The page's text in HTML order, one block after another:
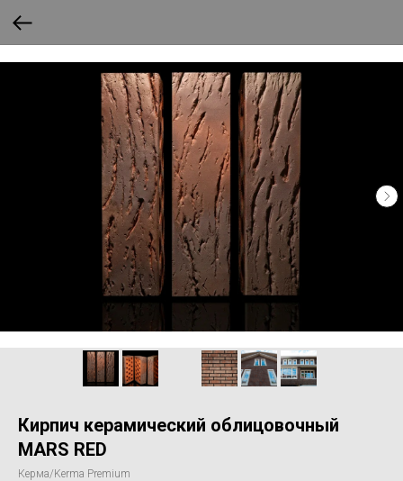
Кирпич керамический облицовочный
MARS RED
Керма/Kerma Premium